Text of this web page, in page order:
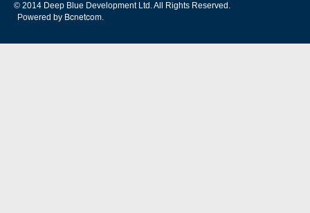
目前在Hong Kong已有Neogen Derma的產品，大家
可以根據需求進行選購。市面上有很多不同的產
品，可能大家會有選擇困難症。然而我們告訴大家
© 2014 Deep Blue Development Ltd. All Rights Reserved.
Powered by Bcnetcom.